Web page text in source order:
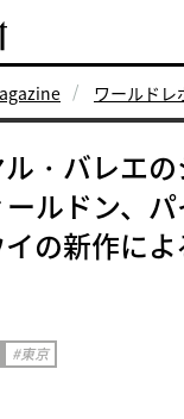
ワールドレ
・バレエ
ルドン、
の新作に
東京